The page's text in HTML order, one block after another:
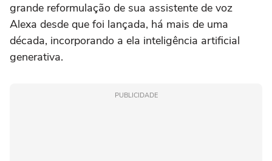
grande reformulação de sua assistente de voz
Alexa desde que foi lançada, há mais de uma
década, incorporando a ela inteligência artificial
generativa.
PUBLICIDADE